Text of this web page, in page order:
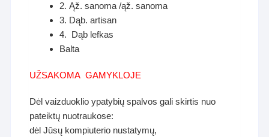
2. Ąž. sanoma /ąž. sanoma
3. Dąb. artisan
4. Dąb lefkas
Balta
UŽSAKOMA GAMYKLOJE
Dėl vaizduoklio ypatybių spalvos gali skirtis nuo
pateiktų nuotraukose:
dėl Jūsų kompiuterio nustatymų,